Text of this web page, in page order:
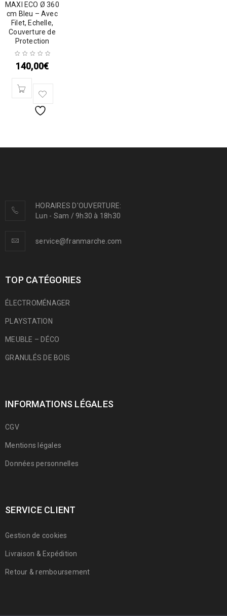
MAXI ECO Ø 360
cm Bleu – Avec
Filet, Echelle,
Couverture de
Protection
140,00€
HORAIRES D'OUVERTURE:
Lun - Sam / 9h30 à 18h30
service@franmarche.com
TOP CATÉGORIES
ÉLECTROMÉNAGER
PLAYSTATION
MEUBLE – DÉCO
GRANULÉS DE BOIS
INFORMATIONS LÉGALES
CGV
Mentions légales
Données personnelles
SERVICE CLIENT
Gestion de cookies
Livraison & Expédition
Retour & remboursement